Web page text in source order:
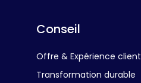
Conseil
Offre & Expérience client
Transformation durable